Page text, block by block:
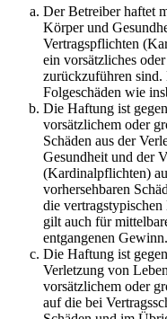
Der Betreiber haftet
Körper und
Vertragspflichten
ein vorsätzliches
zurückzuführen
Folgeschäden wie
Die Haftung ist
vorsätzlichem oder
Schäden aus der
Gesundheit und der
(Kardinalpflichten)
vorhersehbaren
die
gilt auch für
entgangenen Gewinn.
Die Haftung ist
Verletzung von
vorsätzlichem oder
auf die bei